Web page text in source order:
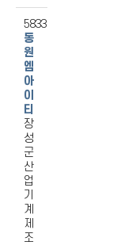
5833
동
원
엠
아
이
티
장
성
군
산
업
기
계
제
조